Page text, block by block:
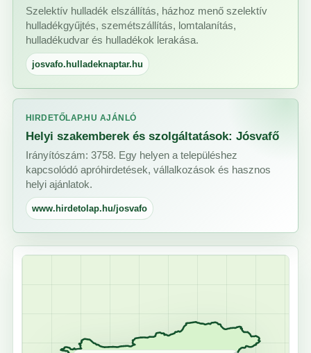
Szelektív hulladék elszállítás, házhoz menő szelektív
hulladékgyűjtés, szemétszállítás, lomtalanítás,
hulladékudvar és hulladékok lerakása.
josvafo.hulladeknaptar.hu
HIRDETŐLAP.HU AJÁNLÓ
Helyi szakemberek és szolgáltatások: Jósvafő
Irányítószám: 3758. Egy helyen a településhez
kapcsolódó apróhirdetések, vállalkozások és hasznos
helyi ajánlatok.
www.hirdetolap.hu/josvafo